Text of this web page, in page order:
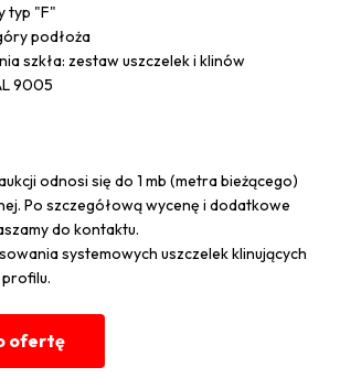
typ "F"
podłoża
szkła: zestaw uszczelek i klinów
9005
odnosi się do 1 mb (metra bieżącego)
Po szczegółową wycenę i dodatkowe
do kontaktu.
systemowych uszczelek klinujących
ofertę